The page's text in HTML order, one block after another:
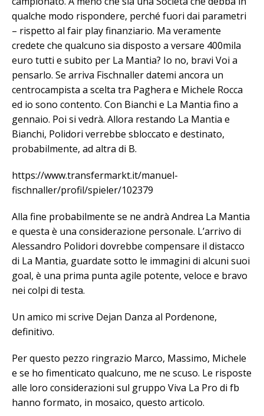
qualche modo rispondere, perché fuori dai parametri
– rispetto al fair play finanziario. Ma veramente
credete che qualcuno sia disposto a versare 400mila
euro tutti e subito per La Mantia? Io no, bravi Voi a
pensarlo. Se arriva Fischnaller datemi ancora un
centrocampista a scelta tra Paghera e Michele Rocca
ed io sono contento. Con Bianchi e La Mantia fino a
gennaio. Poi si vedrà. Allora restando La Mantia e
Bianchi, Polidori verrebbe sbloccato e destinato,
probabilmente, ad altra di B.
https://www.transfermarkt.it/manuel-
fischnaller/profil/spieler/102379
Alla fine probabilmente se ne andrà Andrea La Mantia
e questa è una considerazione personale. L’arrivo di
Alessandro Polidori dovrebbe compensare il distacco
di La Mantia, guardate sotto le immagini di alcuni suoi
goal, è una prima punta agile potente, veloce e bravo
nei colpi di testa.
Un amico mi scrive Dejan Danza al Pordenone,
definitivo.
Per questo pezzo ringrazio Marco, Massimo, Michele
e se ho fimenticato qualcuno, me ne scuso. Le risposte
alle loro considerazioni sul gruppo Viva La Pro di fb
hanno formato, in mosaico, questo articolo.